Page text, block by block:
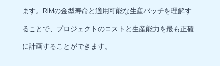
ます。RIMの金型寿命と適用可能な生産バッチを理解す
ることで、プロジェクトのコストと生産能力を最も正確
に計画することができます。